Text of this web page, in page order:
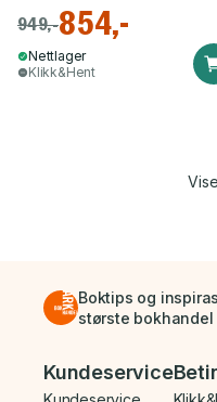
949,-854,-
Nettlager
Klikk&Hent
Boktips og
største bokhandel
Bunnmeny
Kundeservice